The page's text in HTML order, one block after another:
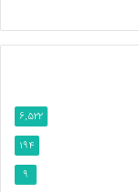
6,522
194
9